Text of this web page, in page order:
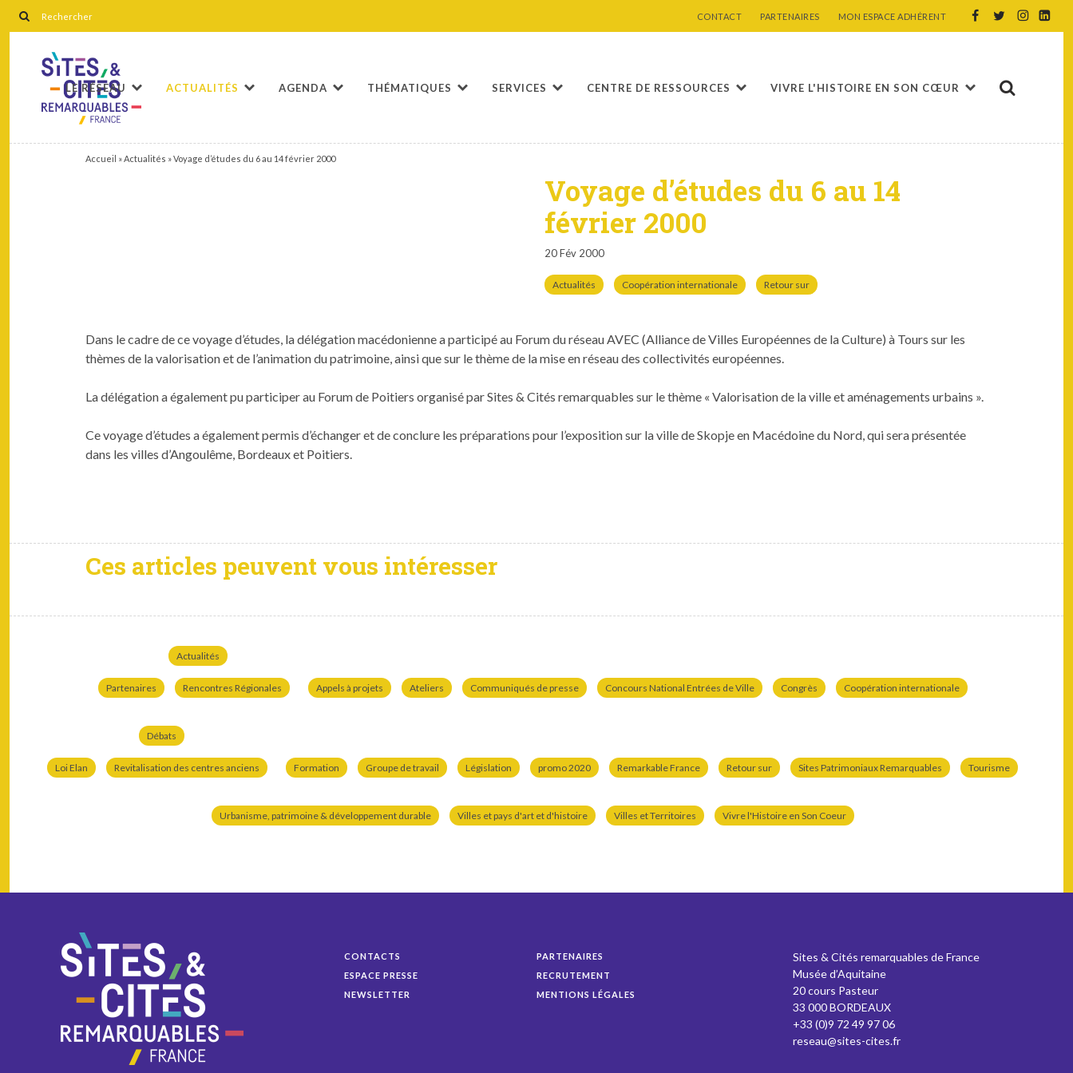
CONTACT PARTENAIRES MON ESPACE ADHÉRENT
LE RÉSEAU ACTUALITÉS AGENDA THÉMATIQUES SERVICES CENTRE DE RESSOURCES VIVRE L'HISTOIRE EN SON CŒUR
Accueil »Actualités »Voyage d’études du 6 au 14 février 2000
Voyage d’études du 6 au 14
février 2000
20 Fév 2000
Actualités Coopération internationale Retour sur
Dans le cadre de ce voy­age d’études, la délé­ga­tion macé­doni­enne a par­ticipé au Forum du réseau AVEC (Alliance de Villes Européennes de la Cul­ture) à Tours sur les
thèmes de la val­ori­sa­tion et de l’animation du pat­ri­moine, ain­si que sur le thème de la mise en réseau des col­lec­tiv­ités européennes.
La délé­ga­tion a égale­ment pu par­ticiper au Forum de Poitiers organ­isé par Sites & Cités remar­quables sur le thème « Val­ori­sa­tion de la ville et amé­nage­ments urbains ».
Ce voy­age d’études a égale­ment per­mis d’échanger et de con­clure les pré­pa­ra­tions pour l’exposition sur la ville de Skop­je en Macé­doine du Nord, qui sera présen­tée
dans les villes d’Angoulême, Bor­deaux et Poitiers.
Ces articles peuvent vous intéresser
Actualités
Partenaires Rencontres Régionales Appels à projets Ateliers Communiqués de presse Concours National Entrées de Ville Congrès Coopération internationale
Débats
Loi Elan Revitalisation des centres anciens Formation Groupe de travail Législation promo 2020 Remarkable France Retour sur Sites Patrimoniaux Remarquables Tourisme
Urbanisme, patrimoine & développement durable Villes et pays d'art et d'histoire Villes et Territoires Vivre l'Histoire en Son Coeur
CONTACTS
ESPACE PRESSE
NEWSLETTER
PARTENAIRES
RECRUTEMENT
MENTIONS LÉGALES
Sites & Cités remarquables de France
Musée d’Aquitaine
20 cours Pasteur
33 000 BORDEAUX
+33 (0)9 72 49 97 06
reseau@sites-cites.fr